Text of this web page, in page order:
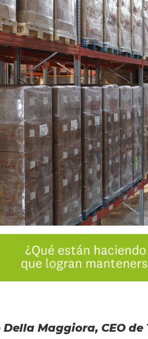
Tecnología
Transporte
Della Maggiora, CEO de